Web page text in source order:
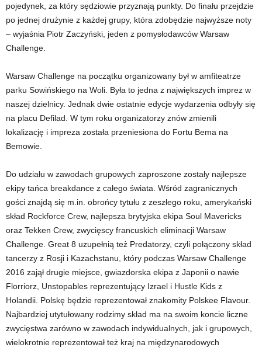
pojedynek, za który sędziowie przyznają punkty. Do finału przejdzie
po jednej drużynie z każdej grupy, która zdobędzie najwyższe noty
– wyjaśnia Piotr Zaczyński, jeden z pomysłodawców Warsaw
Challenge.
Warsaw Challenge na początku organizowany był w amfiteatrze
parku Sowińskiego na Woli. Była to jedna z największych imprez w
naszej dzielnicy. Jednak dwie ostatnie edycje wydarzenia odbyły się
na placu Defilad. W tym roku organizatorzy znów zmienili
lokalizację i impreza została przeniesiona do Fortu Bema na
Bemowie.
Do udziału w zawodach grupowych zaproszone zostały najlepsze
ekipy tańca breakdance z całego świata. Wśród zagranicznych
gości znajdą się m.in. obrońcy tytułu z zeszłego roku, amerykański
skład Rockforce Crew, najlepsza brytyjska ekipa Soul Mavericks
oraz Tekken Crew, zwycięscy francuskich eliminacji Warsaw
Challenge. Great 8 uzupełnią też Predatorzy, czyli połączony skład
tancerzy z Rosji i Kazachstanu, który podczas Warsaw Challenge
2016 zajął drugie miejsce, gwiazdorska ekipa z Japonii o nawie
Florriorz, Unstopables reprezentujący Izrael i Hustle Kids z
Holandii. Polskę będzie reprezentował znakomity Polskee Flavour.
Najbardziej utytułowany rodzimy skład ma na swoim koncie liczne
zwycięstwa zarówno w zawodach indywidualnych, jak i grupowych,
wielokrotnie reprezentował też kraj na międzynarodowych